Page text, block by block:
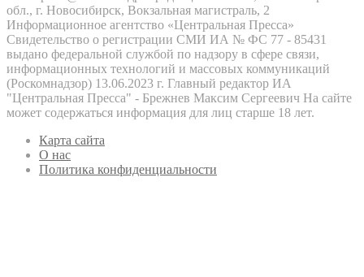
обл., г. Новосибирск, Вокзальная магистраль, 2
Информационное агентство «Центральная Пресса»
Свидетельство о регистрации СМИ ИА № ФС 77 - 85431
выдано федеральной службой по надзору в сфере связи,
информационных технологий и массовых коммуникаций
(Роскомнадзор) 13.06.2023 г. Главный редактор ИА
"Центральная Пресса" - Брежнев Максим Сергеевич На сайте
может содержаться информация для лиц старше 18 лет.
Карта сайта
О нас
Политика конфиденциальности